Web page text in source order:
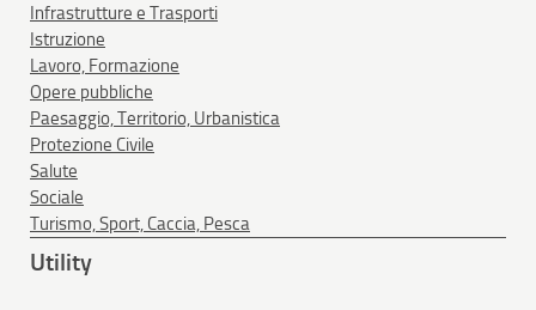
Infrastrutture e Trasporti
Istruzione
Lavoro, Formazione
Opere pubbliche
Paesaggio, Territorio, Urbanistica
Protezione Civile
Salute
Sociale
Turismo, Sport, Caccia, Pesca
Utility